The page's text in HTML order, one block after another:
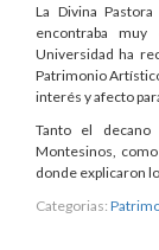
La Divina
encontraba
Universidad ha
Patrimonio
interés y afecto
Tanto el
Montesinos,
donde explicaron
Categorias: